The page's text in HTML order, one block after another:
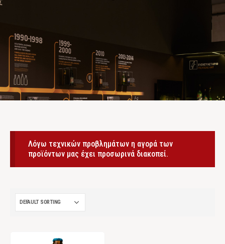
Λόγω τεχνικών προβλημάτων η αγορά των
προϊόντων μας έχει προσωρινά διακοπεί.